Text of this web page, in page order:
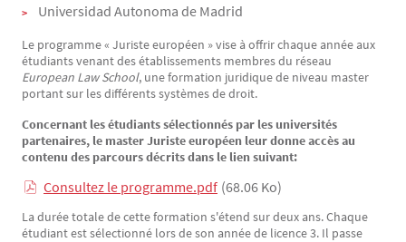
Universidad Autonoma de Madrid
Le programme « Juriste européen » vise à offrir chaque année aux
étudiants venant des établissements membres du réseau
European Law School, une formation juridique de niveau master
portant sur les différents systèmes de droit.
Concernant les étudiants sélectionnés par les universités
partenaires, le master Juriste européen leur donne accès au
contenu des parcours décrits dans le lien suivant:
Consultez le programme.pdf (68.06 Ko)
La durée totale de cette formation s'étend sur deux ans. Chaque
étudiant est sélectionné lors de son année de licence 3. Il passe